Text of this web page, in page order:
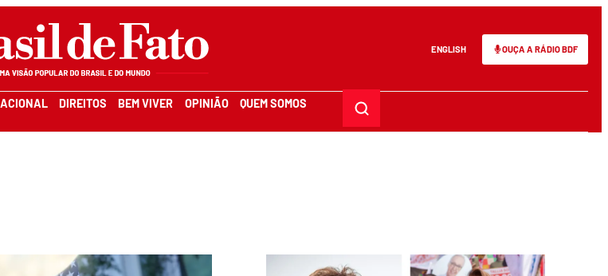
ENGLISH OUÇA A RÁDIO BDF
DIREITOS BEM VIVER OPINIÃO QUEM SOMOS